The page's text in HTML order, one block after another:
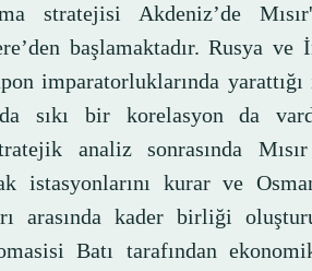
stratejisi Akdeniz’de
başlamaktadır. Rusya ve
imparatorluklarında
sıkı bir korelasyon da
analiz sonrasında
istasyonlarını kurar ve
arasında kader birliği
Batı tarafından